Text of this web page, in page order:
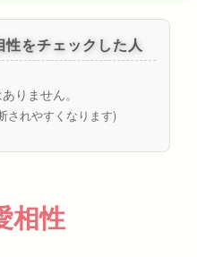
をチェックした人
りません。
されやすくなります)
相性